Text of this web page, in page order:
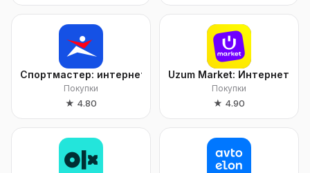
Спортмастер: интернет-магазин
Покупки
★ 4.80
Uzum Market: Интернет-
Покупки
★ 4.90